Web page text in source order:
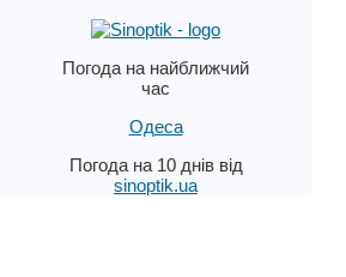
Погода на найближчий
час
Одеса
Погода на 10 днів від
sinoptik.ua